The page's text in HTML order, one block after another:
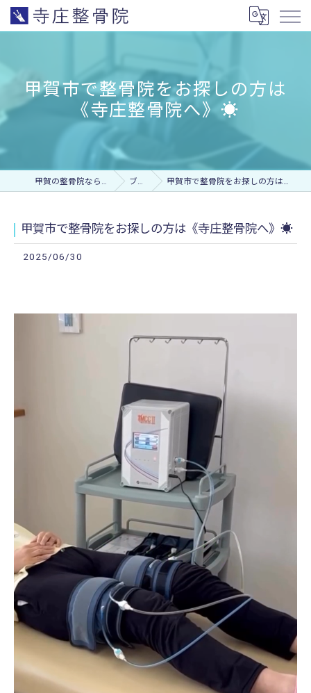
甲賀市で整骨院をお探しの方は
《寺庄整骨院へ》☀️
甲賀の整骨院なら寺庄整骨院 ブログ 甲賀市で整骨院をお探しの方は《寺庄整骨院へ》☀️
甲賀市で整骨院をお探しの方は《寺庄整骨院へ》☀️
2025/06/30